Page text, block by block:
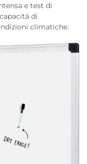
e test di
di
climatiche.